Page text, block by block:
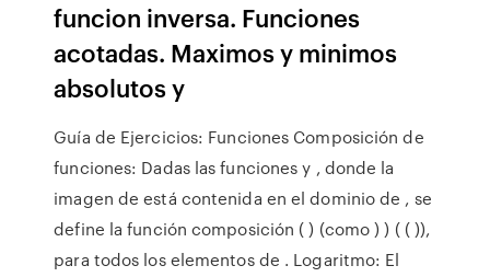
funcion inversa. Funciones
acotadas. Maximos y minimos
absolutos y
Guía de Ejercicios: Funciones Composición de
funciones: Dadas las funciones y , donde la
imagen de está contenida en el dominio de , se
define la función composición ( ) (como ) ) ( ( )),
para todos los elementos de . Logaritmo: El